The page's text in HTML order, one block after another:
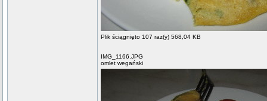
Plik ściągnięto 107 raz(y) 568,04 KB
IMG_1166.JPG
omlet wegański